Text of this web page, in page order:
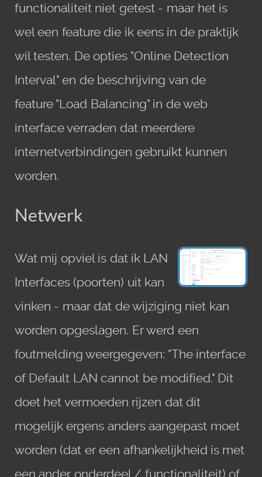
functionaliteit niet getest - maar het is
wel een feature die ik eens in de praktijk
wil testen. De opties "Online Detection
Interval" en de beschrijving van de
feature "Load Balancing" in de web
interface verraden dat meerdere
internetverbindingen gebruikt kunnen
worden.
Netwerk
Wat mij opviel is dat ik LAN
Interfaces (poorten) uit kan
vinken - maar dat de wijziging niet kan
worden opgeslagen. Er werd een
foutmelding weergegeven: "The interface
of Default LAN cannot be modified." Dit
doet het vermoeden rijzen dat dit
mogelijk ergens anders aangepast moet
worden (dat er een afhankelijkheid is met
een ander onderdeel / functionaliteit) of